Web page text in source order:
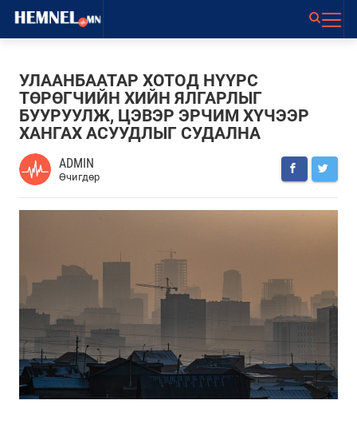
УЛААНБААТАР ХОТОД НҮҮРС
ТӨРӨГЧИЙН ХИЙН ЯЛГАРЛЫГ
БУУРУУЛЖ, ЦЭВЭР ЭРЧИМ ХҮЧЭЭР
ХАНГАХ АСУУДЛЫГ СУДАЛНА
ADMIN
Өчигдөр